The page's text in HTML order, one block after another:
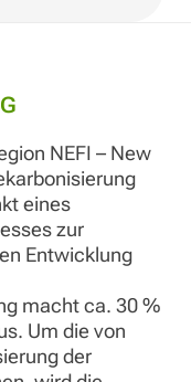
NEFI – New
eines
zur
Entwicklung
macht ca. 30 %
Um die von
der